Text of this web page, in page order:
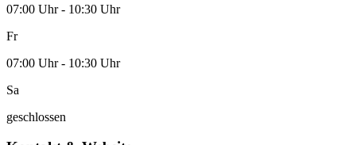
07:00 Uhr - 10:30 Uhr
Fr
07:00 Uhr - 10:30 Uhr
Sa
geschlossen